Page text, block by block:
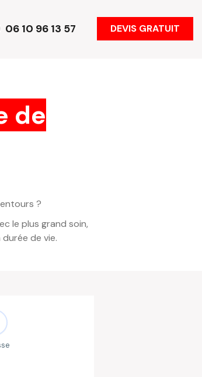
DEVIS GRATUIT
06 10 96 13 57
de
?
le plus grand soin,
de vie.